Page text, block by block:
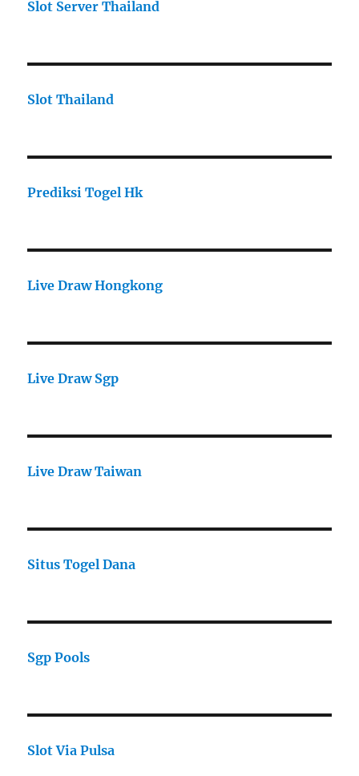
Slot Server Thailand
Slot Thailand
Prediksi Togel Hk
Live Draw Hongkong
Live Draw Sgp
Live Draw Taiwan
Situs Togel Dana
Sgp Pools
Slot Via Pulsa